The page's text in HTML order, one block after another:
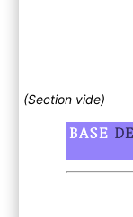
(Section vide)